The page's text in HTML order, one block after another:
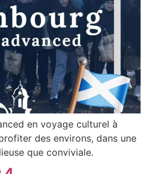
en voyage culturel à
des environs, dans une
que conviviale.